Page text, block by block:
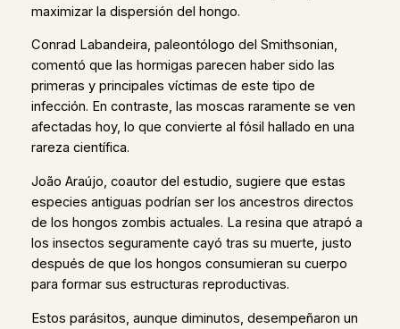
maximizar la dispersión del hongo.
Conrad Labandeira, paleontólogo del Smithsonian,
comentó que las hormigas parecen haber sido las
primeras y principales víctimas de este tipo de
infección. En contraste, las moscas raramente se ven
afectadas hoy, lo que convierte al fósil hallado en una
rareza científica.
João Araújo, coautor del estudio, sugiere que estas
especies antiguas podrían ser los ancestros directos
de los hongos zombis actuales. La resina que atrapó a
los insectos seguramente cayó tras su muerte, justo
después de que los hongos consumieran su cuerpo
para formar sus estructuras reproductivas.
Estos parásitos, aunque diminutos, desempeñaron un